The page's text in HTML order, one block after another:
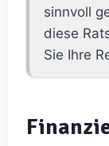
sinnvoll
diese
Sie Ihre